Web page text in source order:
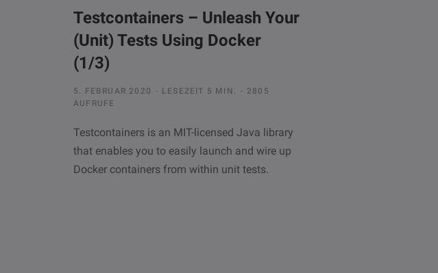
Testcontainers – Unleash Your
(Unit) Tests Using Docker
(1/3)
5. FEBRUAR 2020 LESEZEIT 5 MIN.
2805
AUFRUFE
Testcontainers is an MIT-licensed Java library
that enables you to easily launch and wire up
Docker containers from within unit tests.